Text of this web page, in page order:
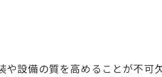
設備の質を高めることが不